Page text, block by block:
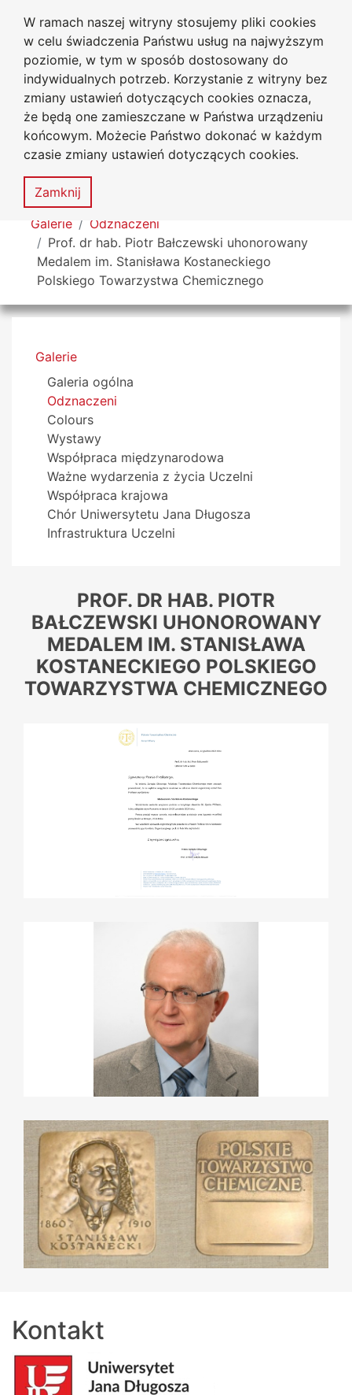
W ramach naszej witryny stosujemy pliki cookies
w celu świadczenia Państwu usług na najwyższym
poziomie, w tym w sposób dostosowany do
indywidualnych potrzeb. Korzystanie z witryny bez
zmiany ustawień dotyczących cookies oznacza,
że będą one zamieszczane w Państwa urządzeniu
końcowym. Możecie Państwo dokonać w każdym
czasie zmiany ustawień dotyczących cookies.
Zamknij
Przejdź do głównego menu
Przejdź do treści
Przejdź do wyszukiwarki
Przejdź do mapy serwisu
Uniwersytet
Jana Długosza w Częstochowie
Mapa
serwisu
MENU
Tutaj jesteś
Galerie
Odznaczeni
Prof. dr hab. Piotr Bałczewski uhonorowany
Medalem im. Stanisława Kostaneckiego
Polskiego Towarzystwa Chemicznego
Menu boczne
Galerie
Galeria ogólna
Odznaczeni
Colours
Wystawy
Współpraca międzynarodowa
Ważne wydarzenia z życia Uczelni
Współpraca krajowa
Chór Uniwersytetu Jana Długosza
Infrastruktura Uczelni
PROF. DR HAB. PIOTR
BAŁCZEWSKI UHONOROWANY
MEDALEM IM. STANISŁAWA
KOSTANECKIEGO POLSKIEGO
TOWARZYSTWA CHEMICZNEGO
Kontakt